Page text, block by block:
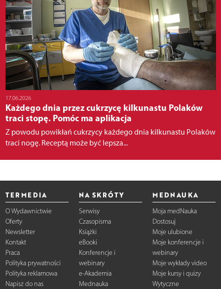
17.06.2026
Każdego dnia przez cukrzycę kilkunastu Polaków
traci stopę. Pomóc ma aplikacja
Z powodu powikłań cukrzycy każdego dnia kilkunastu Polaków
traci nogę. Receptą może być lepsza...
TERMEDIA
O Wydawnictwie
Oferty
Newsletter
Kontakt
Praca
Polityka prywatności
Polityka reklamowa
Napisz do nas
NA SKRÓTY
Serwisy
Czasopisma
Książki
eBooki
Konferencje i
webinary
e-Akademia
Mednauka
MEDNAUKA
Moja medNauka
Dostosuj
Moje ulubione
Moje konferencje i
webinary
Moje wykłady video
Moje kursy i quizy
Wytyczne